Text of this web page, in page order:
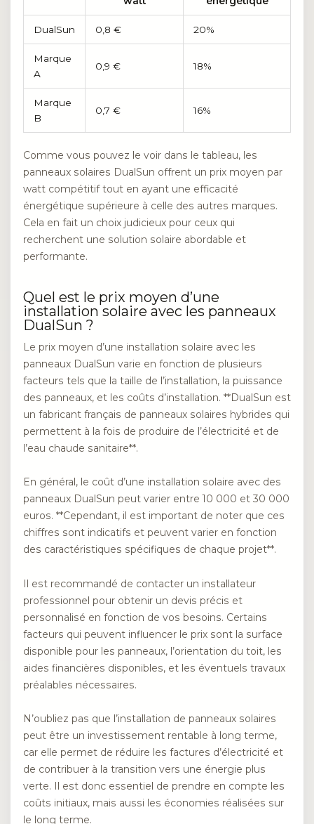
DualSun 0,8 € 20%
Marque
A
0,9 € 18%
Marque
B
0,7 € 16%
Comme vous pouvez le voir dans le tableau, les
panneaux solaires DualSun offrent un prix moyen par
watt compétitif tout en ayant une efficacité
énergétique supérieure à celle des autres marques.
Cela en fait un choix judicieux pour ceux qui
recherchent une solution solaire abordable et
performante.
Quel est le prix moyen d’une
installation solaire avec les panneaux
DualSun ?
Le prix moyen d’une installation solaire avec les
panneaux DualSun varie en fonction de plusieurs
facteurs tels que la taille de l’installation, la puissance
des panneaux, et les coûts d’installation. **DualSun est
un fabricant français de panneaux solaires hybrides qui
permettent à la fois de produire de l’électricité et de
l’eau chaude sanitaire**.
En général, le coût d’une installation solaire avec des
panneaux DualSun peut varier entre 10 000 et 30 000
euros. **Cependant, il est important de noter que ces
chiffres sont indicatifs et peuvent varier en fonction
des caractéristiques spécifiques de chaque projet**.
Il est recommandé de contacter un installateur
professionnel pour obtenir un devis précis et
personnalisé en fonction de vos besoins. Certains
facteurs qui peuvent influencer le prix sont la surface
disponible pour les panneaux, l’orientation du toit, les
aides financières disponibles, et les éventuels travaux
préalables nécessaires.
N’oubliez pas que l’installation de panneaux solaires
peut être un investissement rentable à long terme,
car elle permet de réduire les factures d’électricité et
de contribuer à la transition vers une énergie plus
verte. Il est donc essentiel de prendre en compte les
coûts initiaux, mais aussi les économies réalisées sur
le long terme.